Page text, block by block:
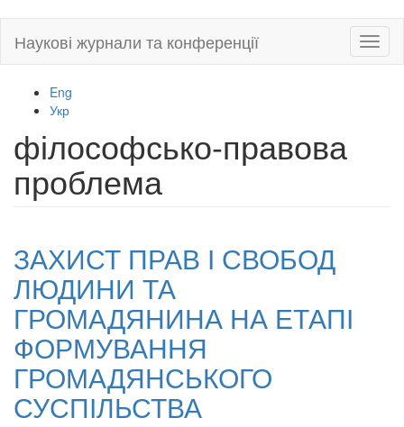
main
Наукові журнали та конференції
Eng
Укр
філософсько-правова
проблема
ЗАХИСТ ПРАВ І СВОБОД
ЛЮДИНИ ТА
ГРОМАДЯНИНА НА ЕТАПІ
ФОРМУВАННЯ
ГРОМАДЯНСЬКОГО
СУСПІЛЬСТВА